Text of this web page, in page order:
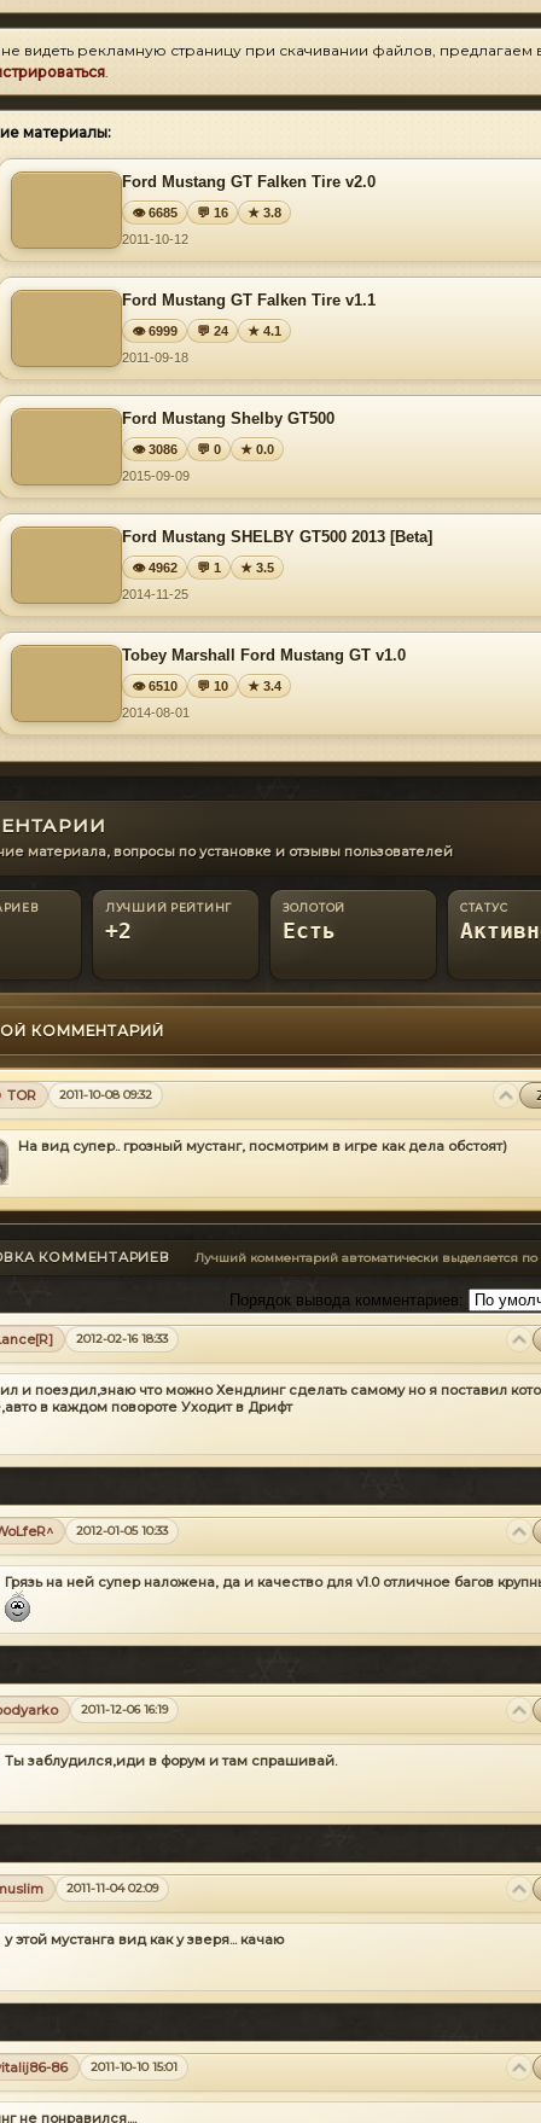
видеть рекламную страницу при скачивании файлов, предлагаем
.
материалы:
Ford Mustang GT Falken Tire v2.0
👁 6685 💬 16
★ 3.8
2011-10-12
Ford Mustang GT Falken Tire v1.1
👁 6999 💬 24
★ 4.1
2011-09-18
Ford Mustang Shelby GT500
👁 3086 💬 0
★ 0.0
2015-09-09
Ford Mustang SHELBY GT500 2013 [Beta]
👁 4962 💬 1
★ 3.5
2014-11-25
Tobey Marshall Ford Mustang GT v1.0
👁 6510 💬 10
★ 3.4
2014-08-01
материала, вопросы по установке и отзывы пользователей
ЛУЧШИЙ РЕЙТИНГ
+2
ЗОЛОТОЙ
Есть
СТАТУС
КОММЕНТАРИЙ
TOR 2011-10-08 09:32
На вид супер.. грозный мустанг, посмотрим в игре как дела обстоят)
КОММЕНТАРИЕВ Лучший комментарий автоматически выделяется по
Порядок вывода комментариев:
2012-02-16 18:33
и поездил,знаю что можно Хендлинг сделать самому но я поставил
в каждом повороте Уходит в Дрифт
2012-01-05 10:33
Грязь на ней супер наложена, да и качество для v1.0 отличное багов
2011-12-06 16:19
Ты заблудился,иди в форум и там спрашивай.
2011-11-04 02:09
у этой мустанга вид как у зверя... качаю
86 2011-10-10 15:01
не понравился....